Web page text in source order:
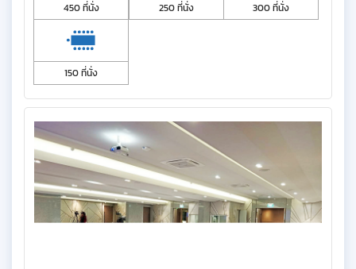
450 ที่นั่ง 250 ที่นั่ง 300 ที่นั่ง
150 ที่นั่ง